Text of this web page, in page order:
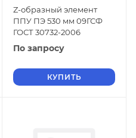
Z-образный элемент
ППУ ПЭ 530 мм 09ГСФ
ГОСТ 30732-2006
По запросу
КУПИТЬ